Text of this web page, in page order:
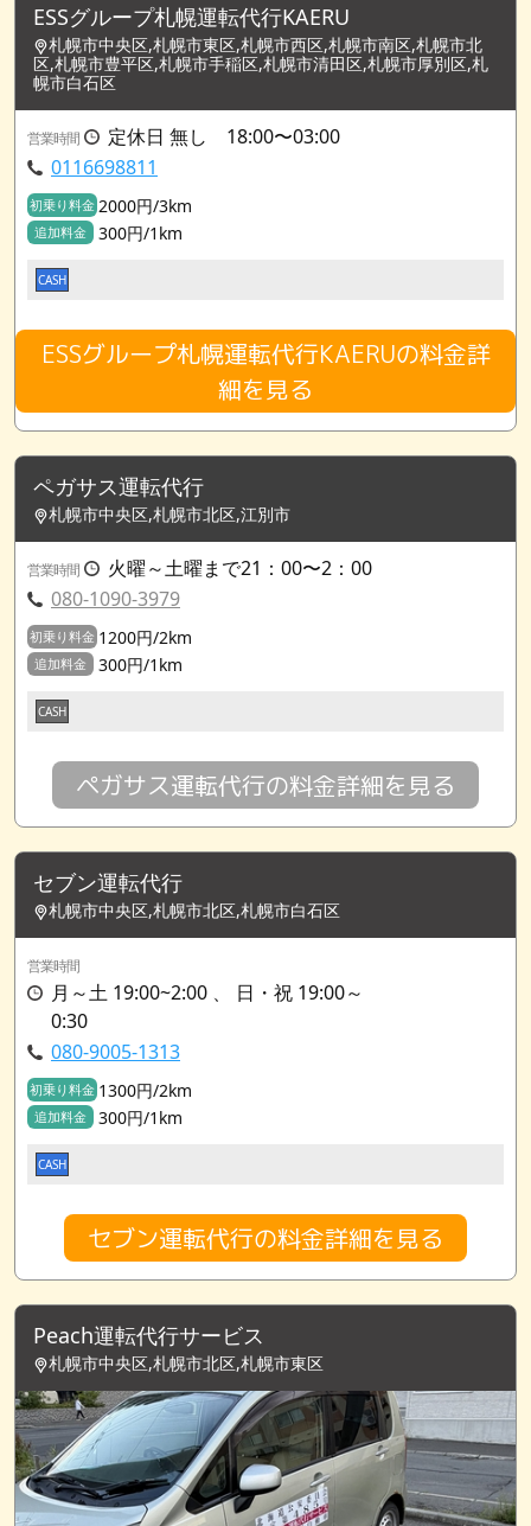
ESSグループ札幌運転代行KAERU
札幌市中央区,札幌市東区,札幌市西区,札幌市南区,札幌市北
区,札幌市豊平区,札幌市手稲区,札幌市清田区,札幌市厚別区,札
幌市白石区
営業時間
定休日 無し 18:00〜03:00
0116698811
初乗り料金 2000円/3km
追加料金 300円/1km
CASH
ESSグループ札幌運転代行KAERUの料金詳
細を見る
ペガサス運転代行
札幌市中央区,札幌市北区,江別市
営業時間
火曜～土曜まで21：00〜2：00
080-1090-3979
初乗り料金 1200円/2km
追加料金 300円/1km
CASH
ペガサス運転代行の料金詳細を見る
セブン運転代行
札幌市中央区,札幌市北区,札幌市白石区
営業時間
月～土 19:00~2:00 、 日・祝 19:00～
0:30
080-9005-1313
初乗り料金 1300円/2km
追加料金 300円/1km
CASH
セブン運転代行の料金詳細を見る
Peach運転代行サービス
札幌市中央区,札幌市北区,札幌市東区